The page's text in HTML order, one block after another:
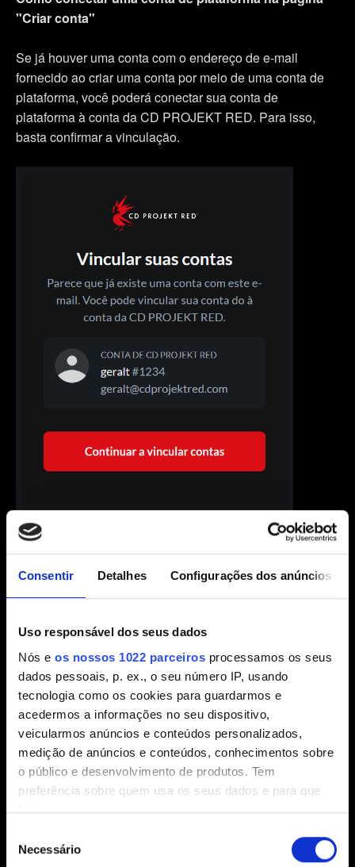
Consentir Detalhes Configurações dos anúncios
Uso responsável dos seus dados
Nós e os nossos 1022 parceiros processamos os seus
dados pessoais, p. ex., o seu número IP, usando
tecnologia como os cookies para guardarmos e
acedermos a informações no seu dispositivo,
veicularmos anúncios e conteúdos personalizados,
medição de anúncios e conteúdos, conhecimentos sobre
o público e desenvolvimento de produtos. Tem
preferência sobre quem usa os seus dados e para que
fins.
Se permitir, gostaríamos também de:
Necessário
"Criar conta"
Se já houver uma conta com o endereço de e-mail
fornecido ao criar uma conta por meio de uma conta de
plataforma, você poderá conectar sua conta de
plataforma à conta da CD PROJEKT RED. Para isso,
basta confirmar a vinculação.
Para garantir que a conta lhe pertence, enviaremos um
código único para o endereço de e-mail associado à
conta. Depois disso, a conta de plataforma conectada
será usada como o método de autenticação alternativo
da sua conta da CD PROJEKT RED.
Como conectar uma conta de plataforma no painel de